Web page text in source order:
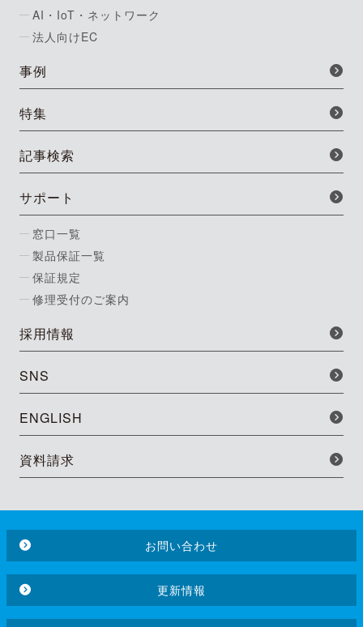
AI・IoT・ネットワーク
法人向けEC
事例
特集
記事検索
サポート
窓口一覧
製品保証一覧
保証規定
修理受付のご案内
採用情報
SNS
ENGLISH
資料請求
お問い合わせ
更新情報